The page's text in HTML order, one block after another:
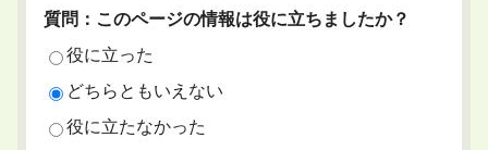
質問：このページの情報は役に立ちましたか？
役に立った
どちらともいえない
役に立たなかった